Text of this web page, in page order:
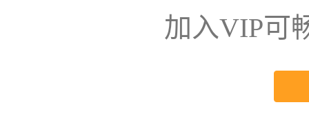
加入VIP可